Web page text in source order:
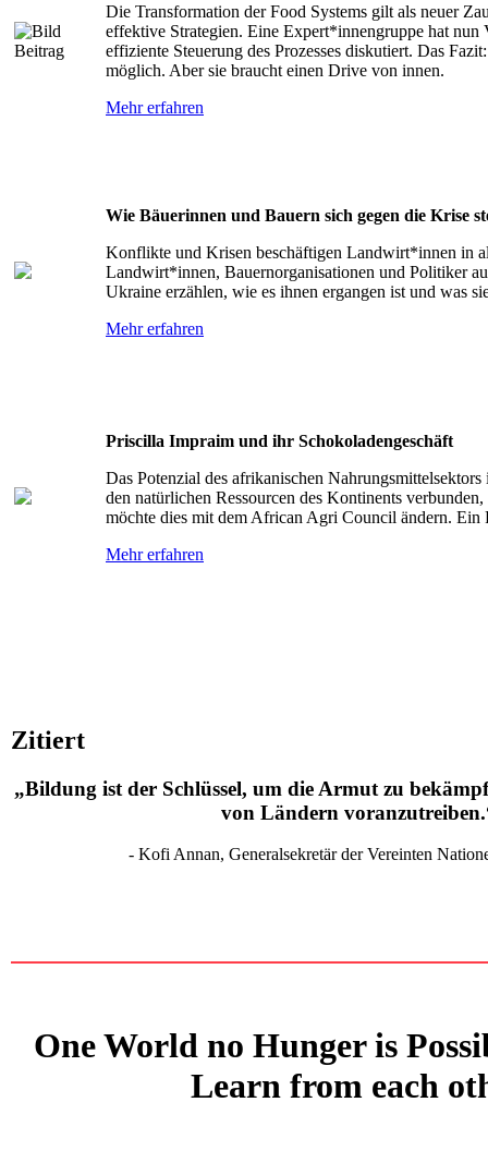
Die Transformation der Food Systems gilt als neuer
effektive Strategien. Eine Expert*innengruppe hat nun
effiziente Steuerung des Prozesses diskutiert. Das
möglich. Aber sie braucht einen Drive von innen.
Mehr erfahren
Wie Bäuerinnen und Bauern sich gegen die Krise
Konflikte und Krisen beschäftigen Landwirt*innen in
Landwirt*innen, Bauernorganisationen und Politiker
Ukraine erzählen, wie es ihnen ergangen ist und was
Mehr erfahren
Priscilla Impraim und ihr Schokoladengeschäft
Das Potenzial des afrikanischen
den natürlichen Ressourcen des Kontinents
möchte dies mit dem African Agri Council ändern. Ein
Mehr erfahren
Zitiert
„Bildung ist der Schlüssel, um die Armut zu
von Ländern
- Kofi Annan, Generalsekretär der Vereinten
One World no Hunger is
Learn from each